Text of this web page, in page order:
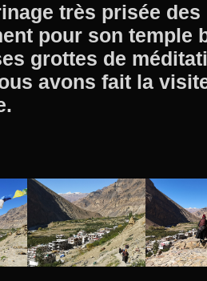
très prisée des
pour son temple
grottes de
avons fait la